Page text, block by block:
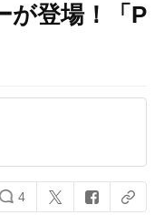
が登場！「P
4